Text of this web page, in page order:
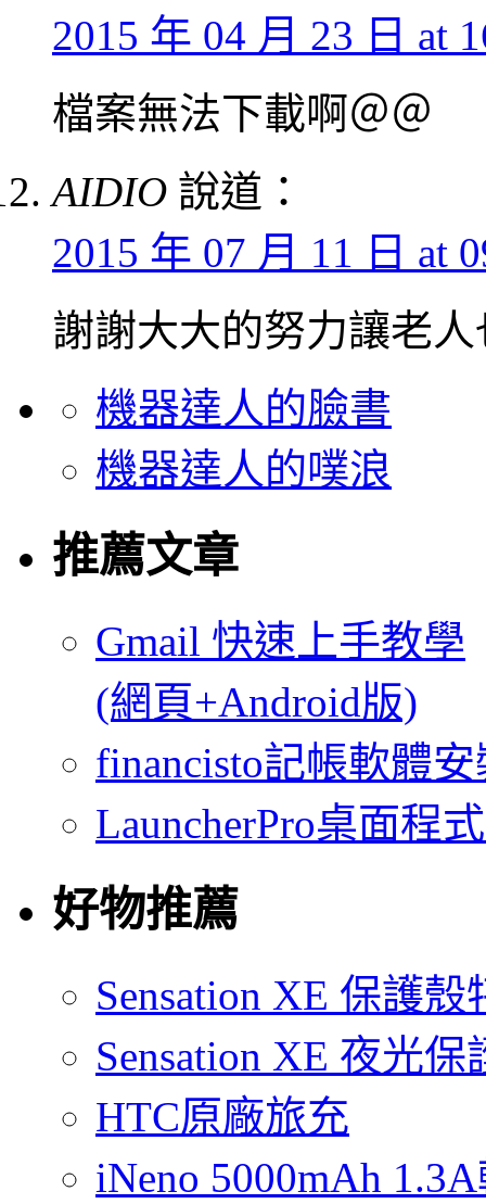
2015 年 04 月 23 日 at
檔案無法下載啊＠＠
AIDIO 說道：
2015 年 07 月 11 日 at
謝謝大大的努力讓老
機器達人的臉書
機器達人的噗浪
推薦文章
Gmail 快速上手教學
(網頁+Android版)
financisto記帳軟體
LauncherPro桌面程
好物推薦
Sensation XE 保護殼
Sensation XE 夜光
HTC原廠旅充
iNeno 5000mAh